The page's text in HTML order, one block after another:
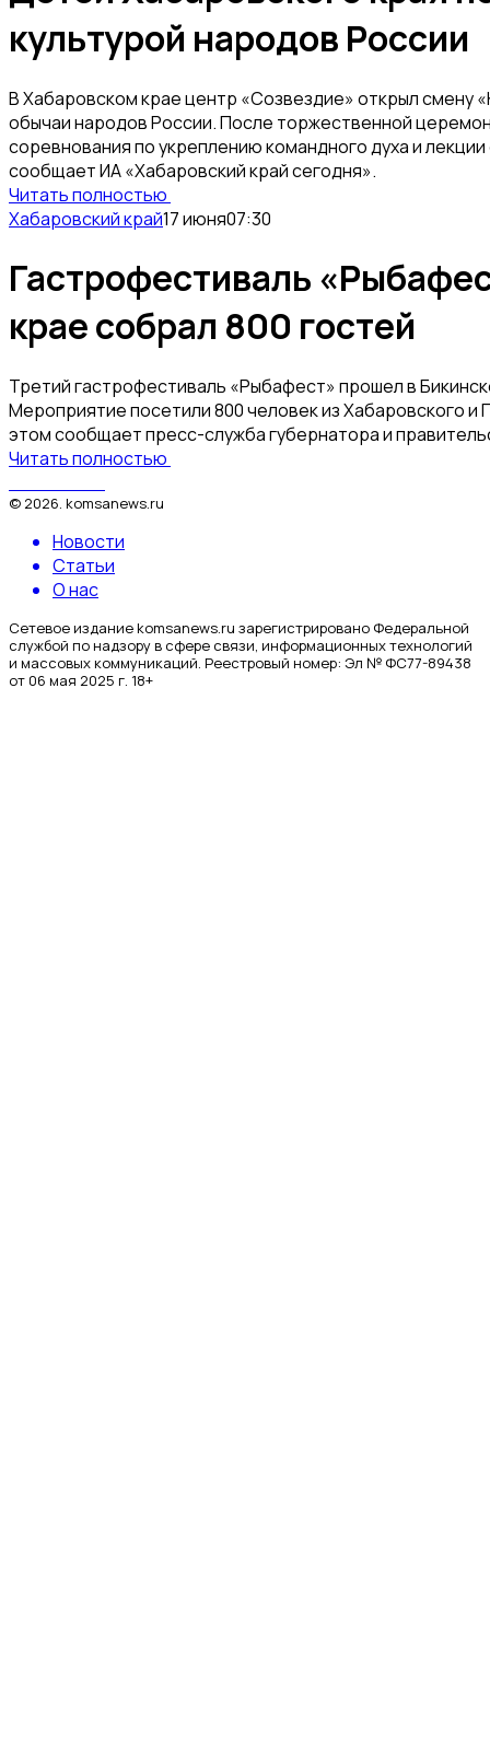
культурой народов России
В Хабаровском крае центр «Созвездие» открыл смену
обычаи народов России. После торжественной
соревнования по укреплению командного духа и
сообщает ИА «Хабаровский край сегодня».
Читать полностью
Хабаровский край17 июня07:30
Гастрофестиваль
крае собрал 800 гостей
Третий гастрофестиваль «Рыбафест» прошел в
Мероприятие посетили 800 человек из Хабаровского и
этом сообщает пресс-служба губернатора и
Читать полностью
© 2026 komsanews.ru
Новости
Статьи
О нас
Сетевое издание komsanews.ru зарегистрировано Федеральной
службой по надзору в сфере связи, информационных технологий
и массовых коммуникаций. Реестровый номер: Эл № ФС77-89438
от 06 мая 2025 г. 18+